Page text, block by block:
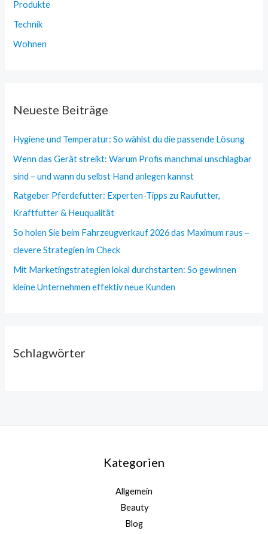
Produkte
Technik
Wohnen
Neueste Beiträge
Hygiene und Temperatur: So wählst du die passende Lösung
Wenn das Gerät streikt: Warum Profis manchmal unschlagbar
sind – und wann du selbst Hand anlegen kannst
Ratgeber Pferdefutter: Experten-Tipps zu Raufutter,
Kraftfutter & Heuqualität
So holen Sie beim Fahrzeugverkauf 2026 das Maximum raus –
clevere Strategien im Check
Mit Marketingstrategien lokal durchstarten: So gewinnen
kleine Unternehmen effektiv neue Kunden
Schlagwörter
Kategorien
Allgemein
Beauty
Blog